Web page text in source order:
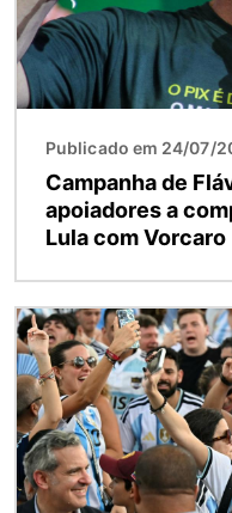
Publicado em 24/07/
Campanha de
apoiadores a
Lula com Vorcaro
Imagem